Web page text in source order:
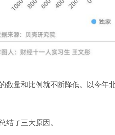
数量和比例就不断降低。以今
结了三大原因。